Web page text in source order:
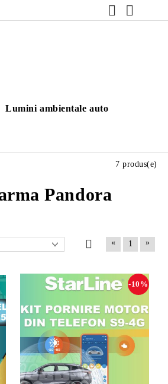
Lumini ambientale auto
Pandora
7 produs(e)
« 1 »
-10%